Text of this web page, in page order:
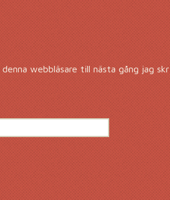
webbläsare till nästa gång jag